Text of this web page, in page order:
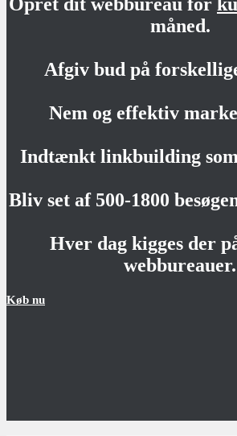
Opret dit webbureau for
måned.
Afgiv bud på
Nem og effektiv
Indtænkt linkbuilding som
Bliv set af 500-1800
Hver dag kigges der
webbureauer.
Køb nu